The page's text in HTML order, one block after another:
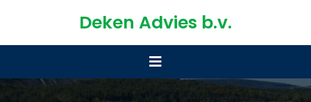
Deken Advies b.v.